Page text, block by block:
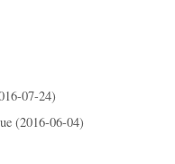
07-24)
(2016-06-04)